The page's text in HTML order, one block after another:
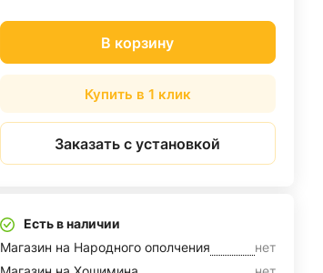
В корзину
Купить в 1 клик
Заказать с установкой
Есть в наличии
Магазин на Народного ополчения
нет